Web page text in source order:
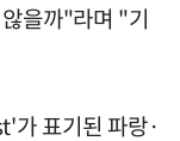
을까"라며 "기
가 표기된 파랑·